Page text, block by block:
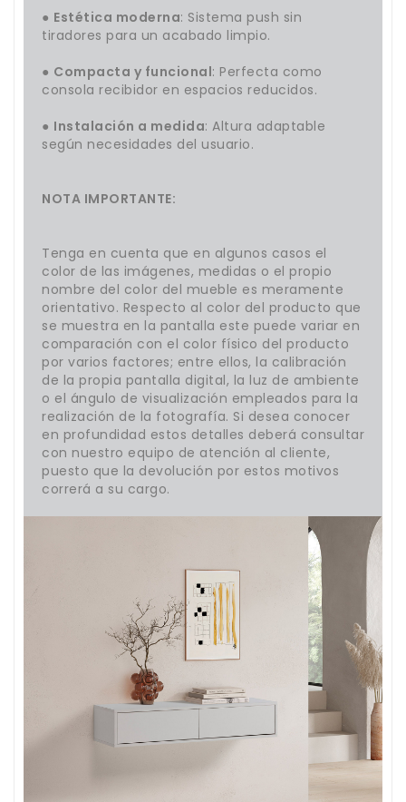
● Estética moderna: Sistema push sin
tiradores para un acabado limpio.
● Compacta y funcional: Perfecta como
consola recibidor en espacios reducidos.
● Instalación a medida: Altura adaptable
según necesidades del usuario.
NOTA IMPORTANTE:
Tenga en cuenta que en algunos casos el
color de las imágenes, medidas o el propio
nombre del color del mueble es meramente
orientativo. Respecto al color del producto que
se muestra en la pantalla este puede variar en
comparación con el color físico del producto
por varios factores; entre ellos, la calibración
de la propia pantalla digital, la luz de ambiente
o el ángulo de visualización empleados para la
realización de la fotografía. Si desea conocer
en profundidad estos detalles deberá consultar
con nuestro equipo de atención al cliente,
puesto que la devolución por estos motivos
correrá a su cargo.